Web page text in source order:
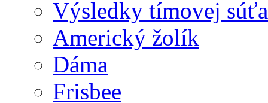
Výsledky tímovej
Americký žolík
Dáma
Frisbee